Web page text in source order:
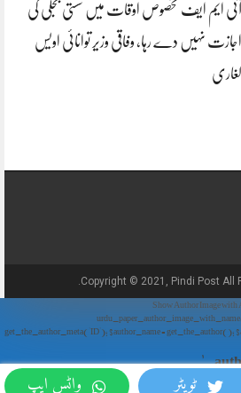
ٹویٹر واٹس ایپ
آئی ایم ایف مخصوص اوقات میں سستی بجلی کی
اجازت نہیں دے رہا، وفاقی وزیر توانائی اویس
لغاری
Copyright © 2021, Pindi Post All
// Show Author Image
get_the_author_meta('ID'); $author_name = get_the_author();
'; return $author_html .